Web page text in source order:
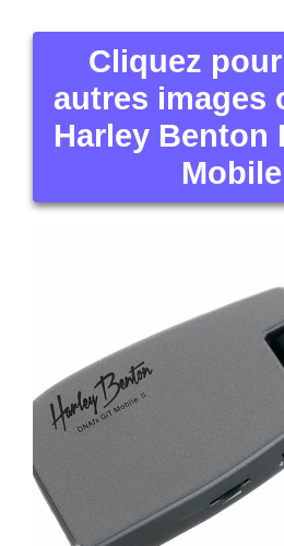
Cliquez
autres images
Harley Benton